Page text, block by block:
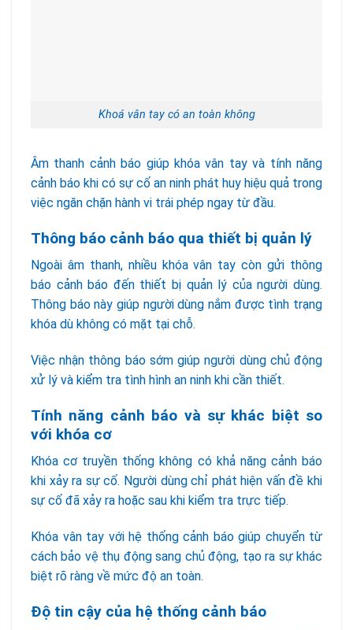
Khoá vân tay có an toàn không
Âm thanh cảnh báo giúp khóa vân tay và tính năng
cảnh báo khi có sự cố an ninh phát huy hiệu quả trong
việc ngăn chặn hành vi trái phép ngay từ đầu.
Thông báo cảnh báo qua thiết bị quản lý
Ngoài âm thanh, nhiều khóa vân tay còn gửi thông
báo cảnh báo đến thiết bị quản lý của người dùng.
Thông báo này giúp người dùng nắm được tình trạng
khóa dù không có mặt tại chỗ.
Việc nhận thông báo sớm giúp người dùng chủ động
xử lý và kiểm tra tình hình an ninh khi cần thiết.
Tính năng cảnh báo và sự khác biệt so
với khóa cơ
Khóa cơ truyền thống không có khả năng cảnh báo
khi xảy ra sự cố. Người dùng chỉ phát hiện vấn đề khi
sự cố đã xảy ra hoặc sau khi kiểm tra trực tiếp.
Khóa vân tay với hệ thống cảnh báo giúp chuyển từ
cách bảo vệ thụ động sang chủ động, tạo ra sự khác
biệt rõ ràng về mức độ an toàn.
Độ tin cậy của hệ thống cảnh báo